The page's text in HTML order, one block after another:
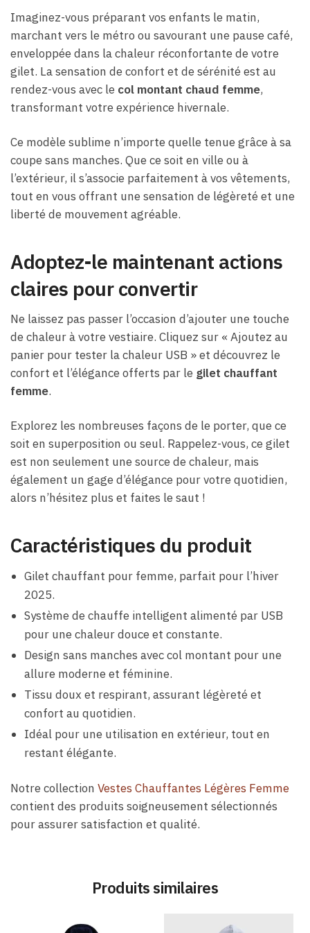
Imaginez-vous préparant vos enfants le matin,
marchant vers le métro ou savourant une pause café,
enveloppée dans la chaleur réconfortante de votre
gilet. La sensation de confort et de sérénité est au
rendez-vous avec le col montant chaud femme,
transformant votre expérience hivernale.
Ce modèle sublime n’importe quelle tenue grâce à sa
coupe sans manches. Que ce soit en ville ou à
l’extérieur, il s’associe parfaitement à vos vêtements,
tout en vous offrant une sensation de légèreté et une
liberté de mouvement agréable.
Adoptez-le maintenant actions
claires pour convertir
Ne laissez pas passer l’occasion d’ajouter une touche
de chaleur à votre vestiaire. Cliquez sur « Ajoutez au
panier pour tester la chaleur USB » et découvrez le
confort et l’élégance offerts par le gilet chauffant
femme.
Explorez les nombreuses façons de le porter, que ce
soit en superposition ou seul. Rappelez-vous, ce gilet
est non seulement une source de chaleur, mais
également un gage d’élégance pour votre quotidien,
alors n’hésitez plus et faites le saut !
Caractéristiques du produit
Gilet chauffant pour femme, parfait pour l’hiver
2025.
Système de chauffe intelligent alimenté par USB
pour une chaleur douce et constante.
Design sans manches avec col montant pour une
allure moderne et féminine.
Tissu doux et respirant, assurant légèreté et
confort au quotidien.
Idéal pour une utilisation en extérieur, tout en
restant élégante.
Notre collection Vestes Chauffantes Légères Femme
contient des produits soigneusement sélectionnés
pour assurer satisfaction et qualité.
Produits similaires